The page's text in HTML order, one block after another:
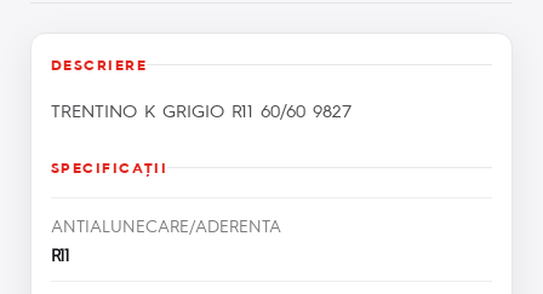
DESCRIERE
TRENTINO K GRIGIO R11 60/60 9827
SPECIFICAŢII
ANTIALUNECARE/ADERENTA
R11